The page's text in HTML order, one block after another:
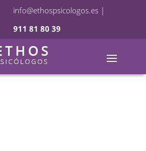
info@ethospsicologos.es |
911 81 80 39